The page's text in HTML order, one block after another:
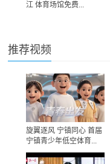
江 体育场馆免费...
推荐视频
旋翼逐风 宁镇同心 首届
宁镇青少年低空体育...